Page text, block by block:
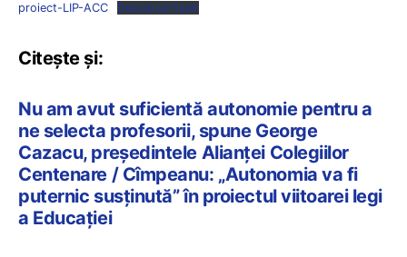
proiect-LIP-ACC Descarcă fișier
Citește și:
Nu am avut suficientă autonomie pentru a
ne selecta profesorii, spune George
Cazacu, președintele Alianței Colegiilor
Centenare / Cîmpeanu: „Autonomia va fi
puternic susținută” în proiectul viitoarei legi
a Educației